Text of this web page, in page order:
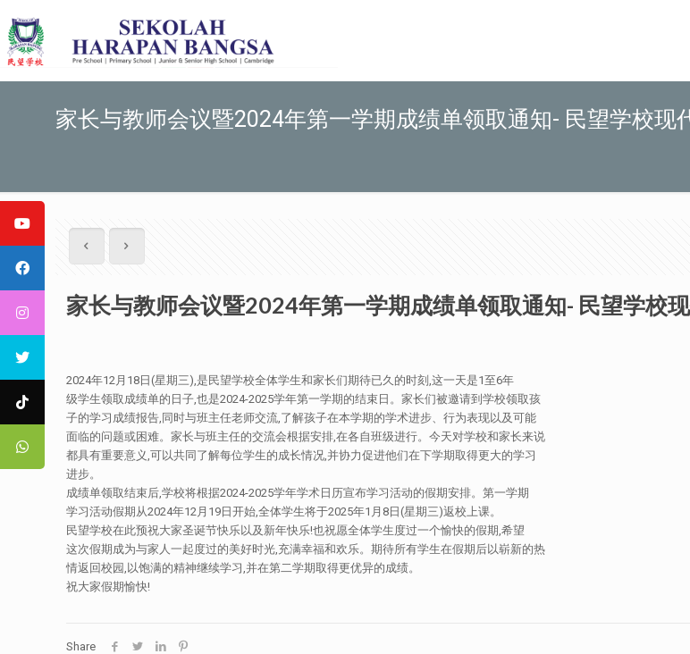
家长与教师会议暨2024年第一学期成绩单领取通知- 民望学校现
家长与教师会议暨2024年第一学期成绩单领取通知- 民望学校
2024年12月18日(星期三),是民望学校全体学生和家长们期待已久的时刻,这一天是1至6年
级学生领取成绩单的日子,也是2024-2025学年第一学期的结束日。家长们被邀请到学校领取孩
子的学习成绩报告,同时与班主任老师交流,了解孩子在本学期的学术进步、行为表现以及可能
面临的问题或困难。家长与班主任的交流会根据安排,在各自班级进行。今天对学校和家长来说
都具有重要意义,可以共同了解每位学生的成长情况,并协力促进他们在下学期取得更大的学习
进步。
成绩单领取结束后,学校将根据2024-2025学年学术日历宣布学习活动的假期安排。第一学期
学习活动假期从2024年12月19日开始,全体学生将于2025年1月8日(星期三)返校上课。
民望学校在此预祝大家圣诞节快乐以及新年快乐!也祝愿全体学生度过一个愉快的假期,希望
这次假期成为与家人一起度过的美好时光,充满幸福和欢乐。期待所有学生在假期后以崭新的热
情返回校园,以饱满的精神继续学习,并在第二学期取得更优异的成绩。
祝大家假期愉快!
Share